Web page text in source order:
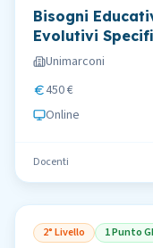
Bisogni
Evolutivi
Unimarconi
450 €
Online
Docenti
2° Livello 1 Punto